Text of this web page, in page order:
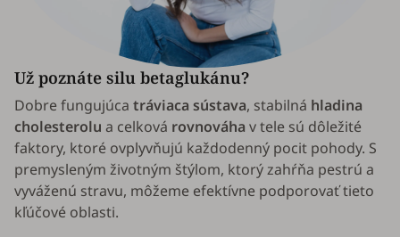
Už poznáte silu betaglukánu?
Dobre fungujúca tráviaca sústava, stabilná hladina
cholesterolu a celková rovnováha v tele sú dôležité
faktory, ktoré ovplyvňujú každodenný pocit pohody. S
premysleným životným štýlom, ktorý zahŕňa pestrú a
vyváženú stravu, môžeme efektívne podporovať tieto
kľúčové oblasti.